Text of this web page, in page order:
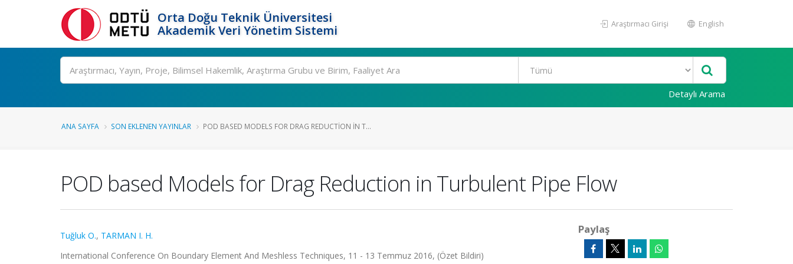
Orta Doğu Teknik Üniversitesi
Akademik Veri Yönetim Sistemi
Araştırmacı Girişi English
Ara
Detaylı Arama
ANA SAYFA SON EKLENEN YAYINLAR POD BASED MODELS FOR DRAG REDUCTION IN T...
POD based Models for Drag Reduction in Turbulent Pipe Flow
Tuğluk O., TARMAN I. H.
International Conference On Boundary Element And Meshless Techniques, 11 - 13 Temmuz 2016, (Özet Bildiri)
Paylaş